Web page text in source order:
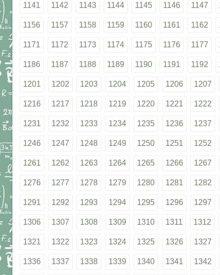
1141 1142 1143 1144 1145 1146 1147
1156 1157 1158 1159 1160 1161 1162
1171 1172 1173 1174 1175 1176 1177
1186 1187 1188 1189 1190 1191 1192
1201 1202 1203 1204 1205 1206 1207
1216 1217 1218 1219 1220 1221 1222
1231 1232 1233 1234 1235 1236 1237
1246 1247 1248 1249 1250 1251 1252
1261 1262 1263 1264 1265 1266 1267
1276 1277 1278 1279 1280 1281 1282
1291 1292 1293 1294 1295 1296 1297
1306 1307 1308 1309 1310 1311 1312
1321 1322 1323 1324 1325 1326 1327
1336 1337 1338 1339 1340 1341 1342